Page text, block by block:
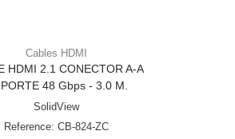
Cables HDMI
HDMI 2.1 CONECTOR A-A
48 Gbps - 3.0 M.
SolidView
Reference: CB-824-ZC